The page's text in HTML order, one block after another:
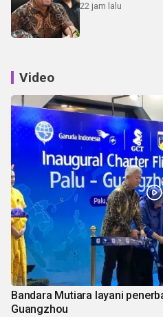
22 jam lalu
Video
Bandara Mutiara layani
Guangzhou